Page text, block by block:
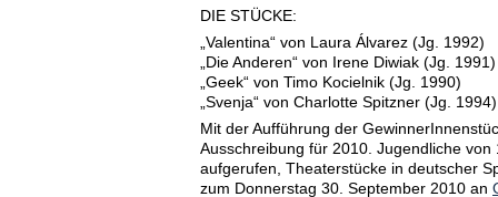
DIE STÜCKE:
„Valentina“ von Laura Álvarez (Jg. 1992)
„Die Anderen“ von Irene Diwiak (Jg. 1991)
„Geek“ von Timo Kocielnik (Jg. 1990)
„Svenja“ von Charlotte Spitzner (Jg. 1994)
Mit der Aufführung der
Ausschreibung für 2010. Jugendliche von
aufgerufen, Theaterstücke in deutscher
zum Donnerstag 30. September 2010 an